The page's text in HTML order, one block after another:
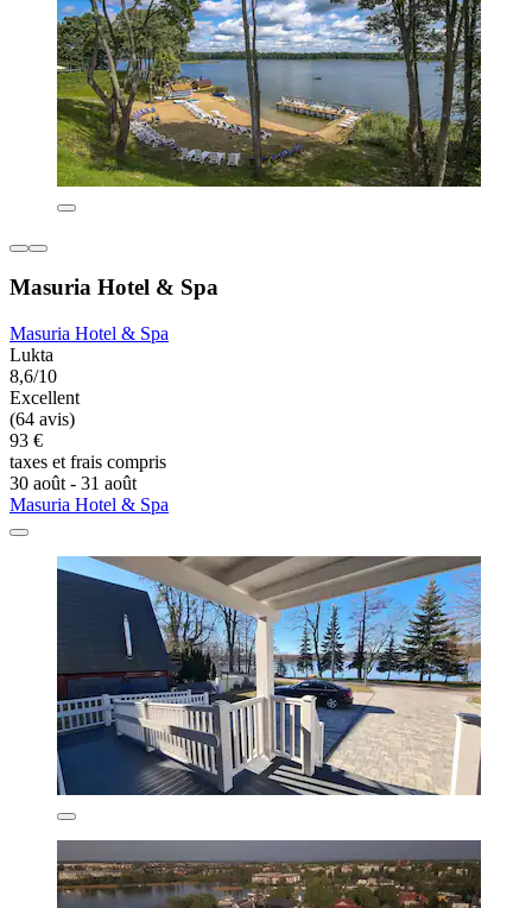
Masuria Hotel & Spa
Masuria Hotel & Spa
Lukta
8,6/10
Excellent
(64 avis)
93 €
taxes et frais compris
30 août - 31 août
Masuria Hotel & Spa